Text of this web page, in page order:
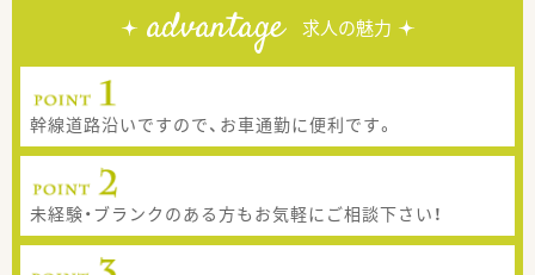
advantage 求人の魅力
幹線道路沿いですので、お車通勤に便利です。
未経験・ブランクのある方もお気軽にご相談下さい！